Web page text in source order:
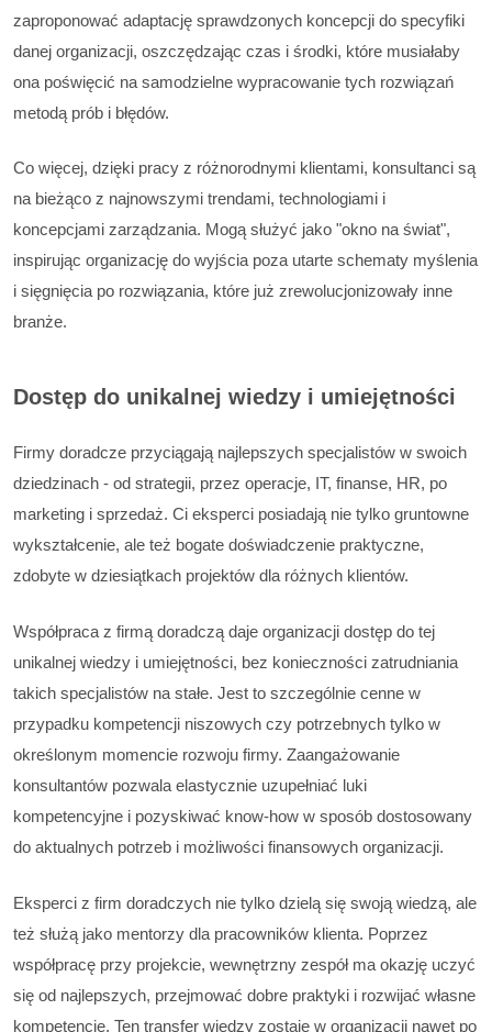
zaproponować adaptację sprawdzonych koncepcji do specyfiki
danej organizacji, oszczędzając czas i środki, które musiałaby
ona poświęcić na samodzielne wypracowanie tych rozwiązań
metodą prób i błędów.
Co więcej, dzięki pracy z różnorodnymi klientami, konsultanci są
na bieżąco z najnowszymi trendami, technologiami i
koncepcjami zarządzania. Mogą służyć jako "okno na świat",
inspirując organizację do wyjścia poza utarte schematy myślenia
i sięgnięcia po rozwiązania, które już zrewolucjonizowały inne
branże.
Dostęp do unikalnej wiedzy i umiejętności
Firmy doradcze przyciągają najlepszych specjalistów w swoich
dziedzinach - od strategii, przez operacje, IT, finanse, HR, po
marketing i sprzedaż. Ci eksperci posiadają nie tylko gruntowne
wykształcenie, ale też bogate doświadczenie praktyczne,
zdobyte w dziesiątkach projektów dla różnych klientów.
Współpraca z firmą doradczą daje organizacji dostęp do tej
unikalnej wiedzy i umiejętności, bez konieczności zatrudniania
takich specjalistów na stałe. Jest to szczególnie cenne w
przypadku kompetencji niszowych czy potrzebnych tylko w
określonym momencie rozwoju firmy. Zaangażowanie
konsultantów pozwala elastycznie uzupełniać luki
kompetencyjne i pozyskiwać know-how w sposób dostosowany
do aktualnych potrzeb i możliwości finansowych organizacji.
Eksperci z firm doradczych nie tylko dzielą się swoją wiedzą, ale
też służą jako mentorzy dla pracowników klienta. Poprzez
współpracę przy projekcie, wewnętrzny zespół ma okazję uczyć
się od najlepszych, przejmować dobre praktyki i rozwijać własne
kompetencje. Ten transfer wiedzy zostaje w organizacji nawet po